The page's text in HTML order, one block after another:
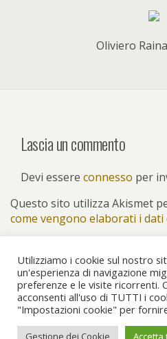
Oliviero
Lascia un commento
Devi essere connesso per
Questo sito utilizza Akismet
come vengono elaborati i
Torna
Dispositivo Portatile
Utilizziamo i cookie sul nostro
un'esperienza di navigazione
preferenze e le visite ricorrenti.
acconsenti all'uso di TUTTI i
"Impostazioni cookie" per
Gestione dei Cookie Accetta